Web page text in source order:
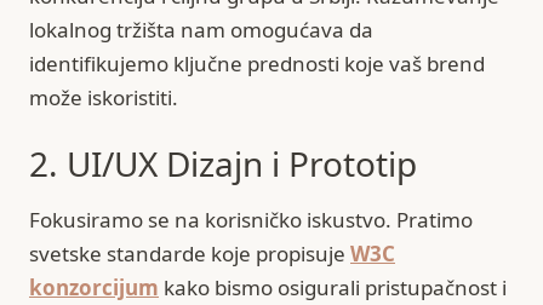
lokalnog tržišta nam omogućava da
identifikujemo ključne prednosti koje vaš brend
može iskoristiti.
2. UI/UX Dizajn i Prototip
Fokusiramo se na korisničko iskustvo. Pratimo
svetske standarde koje propisuje W3C
konzorcijum kako bismo osigurali pristupačnost i